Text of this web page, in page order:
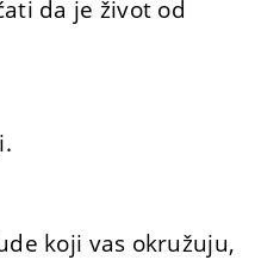
da je život od
koji vas okružuju,